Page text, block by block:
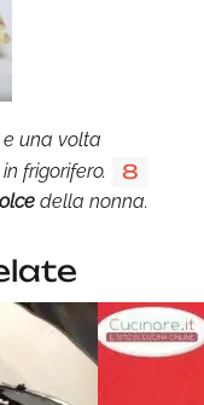
una volta
frigorifero.
8
della nonna.